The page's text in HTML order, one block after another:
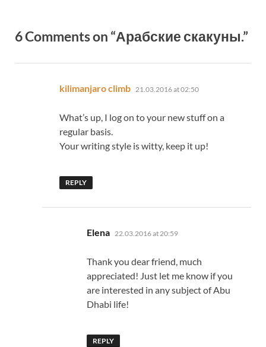
6 Comments on “Арабские скакуны.”
kilimanjaro climb says:
21.03.2016 at 02:50
What’s up, I log on to your new stuff on a
regular basis.
Your writing style is witty, keep it up!
REPLY
Elena says:
22.03.2016 at 20:59
Thank you dear friend, much
appreciated! Just let me know if you
are interested in any subject of Abu
Dhabi life!
REPLY